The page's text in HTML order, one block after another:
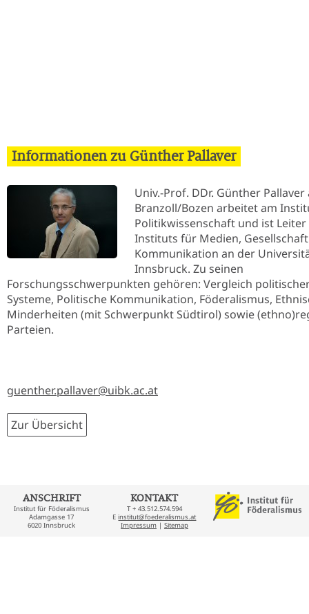
Informationen zu Günther Pallaver
Univ.-Prof. DDr. Günther Pallaver
Branzoll/Bozen arbeitet am
Politikwissenschaft und ist Leiter
Instituts für Medien,
Kommunikation an der
Innsbruck. Zu seinen
Forschungsschwerpunkten gehören: Vergleich
Systeme, Politische Kommunikation, Föderalismus,
Minderheiten (mit Schwerpunkt Südtirol) sowie
Parteien.
guenther.pallaver@uibk.ac.at
Zur Übersicht
ANSCHRIFT
Institut für Föderalismus
Adamgasse 17
6020 Innsbruck
KONTAKT
T + 43.512.574.594
Einstitut@foederalismus.at
Impressum| Sitemap